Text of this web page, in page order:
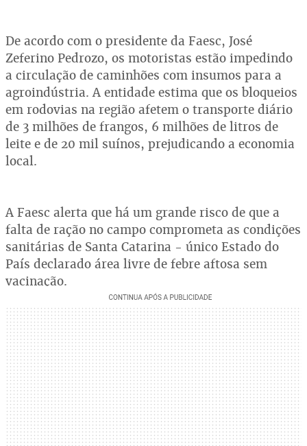
De acordo com o presidente da Faesc, José
Zeferino Pedrozo, os motoristas estão impedindo
a circulação de caminhões com insumos para a
agroindústria. A entidade estima que os bloqueios
em rodovias na região afetem o transporte diário
de 3 milhões de frangos, 6 milhões de litros de
leite e de 20 mil suínos, prejudicando a economia
local.
A Faesc alerta que há um grande risco de que a
falta de ração no campo comprometa as condições
sanitárias de Santa Catarina - único Estado do
País declarado área livre de febre aftosa sem
vacinação.